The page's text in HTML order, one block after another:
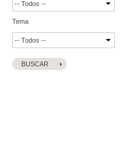
Tema